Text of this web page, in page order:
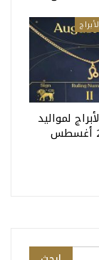
لمواليد